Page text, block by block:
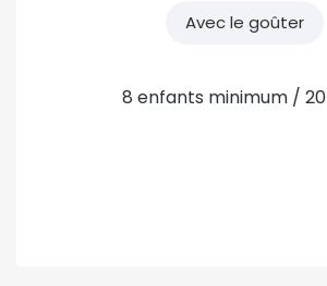
Avec le goûter
8 enfants minimum /